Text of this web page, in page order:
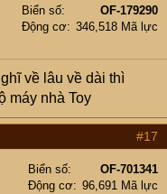
Biển số
OF-179290
Động cơ
346,518 Mã lực
về lâu về dài thì
máy nhà Toy
#17
Biển số
OF-701341
Động cơ
96,691 Mã lực